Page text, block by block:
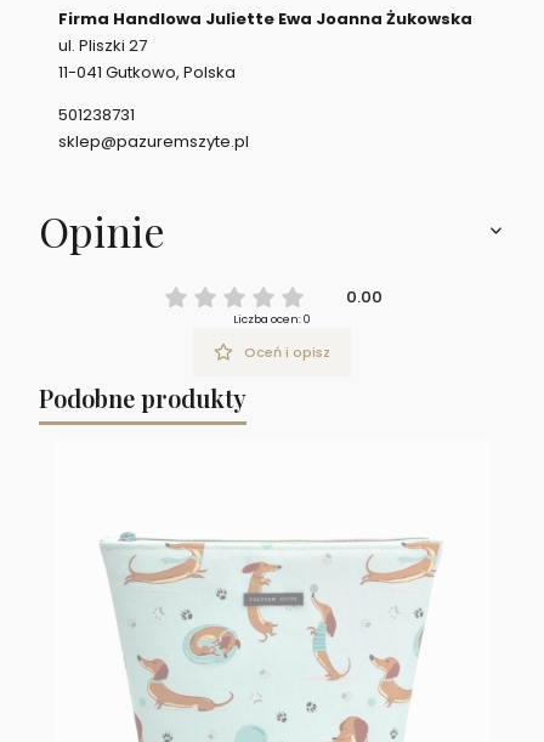
Firma Handlowa Juliette Ewa Joanna Żukowska
ul. Pliszki 27
11-041 Gutkowo, Polska
501238731
sklep@pazuremszyte.pl
Opinie
0.00
Liczba ocen: 0
Oceń i opisz
Podobne produkty